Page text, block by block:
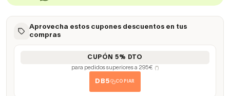
Aprovecha estos cupones descuentos en tus
compras
CUPÓN 5% DTO
para pedidos superiores a 295€ (*)
DB5 COPIAR